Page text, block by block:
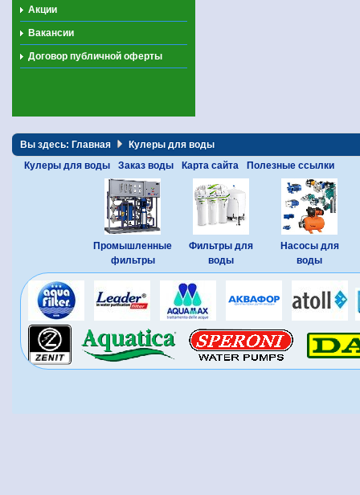
Акции
Вакансии
Договор публичной оферты
Вы здесь: Главная
Кулеры для воды
Кулеры для воды
Заказ воды Карта сайта Полезные ссылки
Промышленные
фильтры
Фильтры для
воды
Насосы для
воды